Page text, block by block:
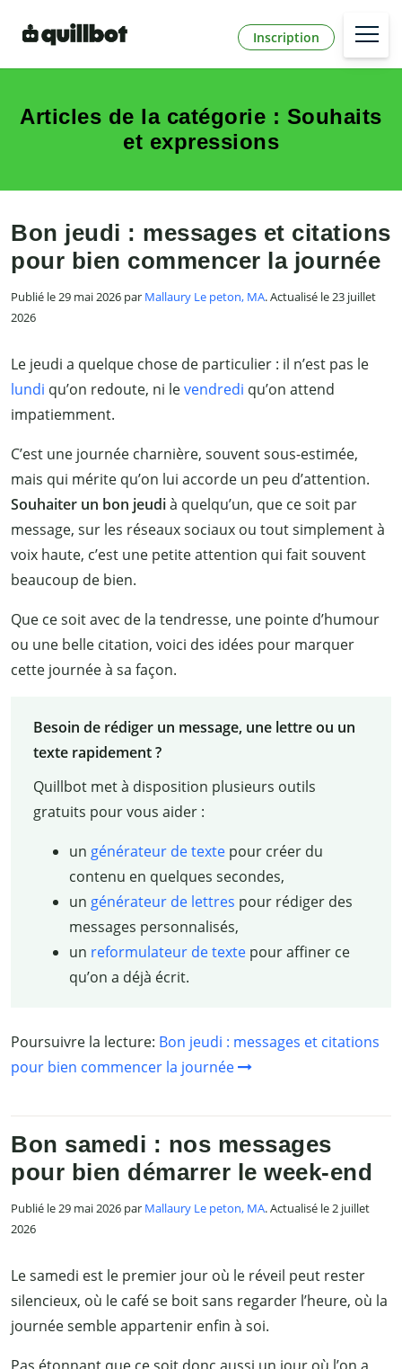
Inscription
Articles de la catégorie : Souhaits
et expressions
Bon jeudi : messages et citations
pour bien commencer la journée
Publié le 29 mai 2026 par Mallaury Le peton, MA. Actualisé le 23 juillet
2026
Le jeudi a quelque chose de particulier : il n’est pas le
lundi qu’on redoute, ni levendredi qu’on attend
impatiemment.
C’est une journée charnière, souvent sous-estimée,
mais qui mérite qu’on lui accorde un peu d’attention.
Souhaiter un bon jeudià quelqu’un, que ce soit par
message, sur les réseaux sociaux ou tout simplement à
voix haute, c’est une petite attention qui fait souvent
beaucoup de bien.
Que ce soit avec de la tendresse, une pointe d’humour
ou une belle citation, voici des idées pour marquer
cette journée à sa façon.
Besoin de rédiger un message, une lettre ou un
texte rapidement ?
Quillbot met à disposition plusieurs outils
gratuits pour vous aider :
un générateur de textepour créer du
contenu en quelques secondes,
un générateur de lettres pour rédiger des
messages personnalisés,
un reformulateur de textepour affiner ce
qu’on a déjà écrit.
Poursuivre la lecture: Bon jeudi : messages et citations
pour bien commencer la journée
Bon samedi : nos messages
pour bien démarrer le week-end
Publié le 29 mai 2026 par Mallaury Le peton, MA. Actualisé le 2 juillet
2026
Le samedi est le premier jour où le réveil peut rester
silencieux, où le café se boit sans regarder l’heure, où la
journée semble appartenir enfin à soi.